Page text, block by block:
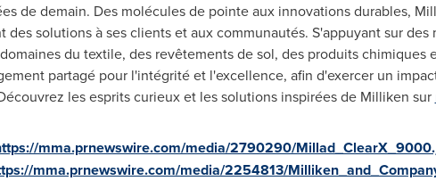
de demain. Des molécules de pointe aux innovations durables,
des solutions à ses clients et aux communautés. S'appuyant sur
du textile, des revêtements de sol, des produits chimiques
partagé pour l'intégrité et l'excellence, afin d'exercer un
les esprits curieux et les solutions inspirées de Milliken sur
mma.prnewswire.com/media/2790290/
mma.prnewswire.com/media/2254813/